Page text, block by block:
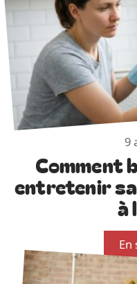
9
Comment
entretenir
à
En